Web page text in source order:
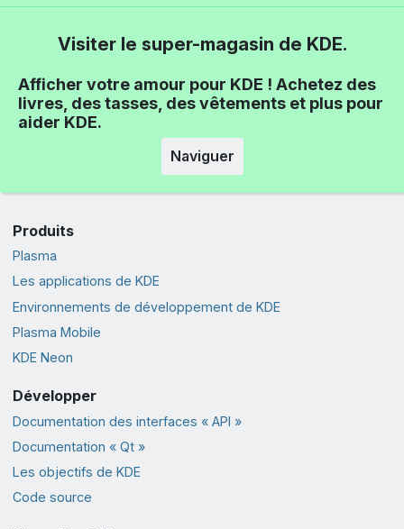
Visiter le super-magasin de KDE.
Afficher votre amour pour KDE ! Achetez des
livres, des tasses, des vêtements et plus pour
aider KDE.
Naviguer
Produits
Plasma
Les applications de KDE
Environnements de développement de KDE
Plasma Mobile
KDE Neon
Développer
Documentation des interfaces « API »
Documentation « Qt »
Les objectifs de KDE
Code source